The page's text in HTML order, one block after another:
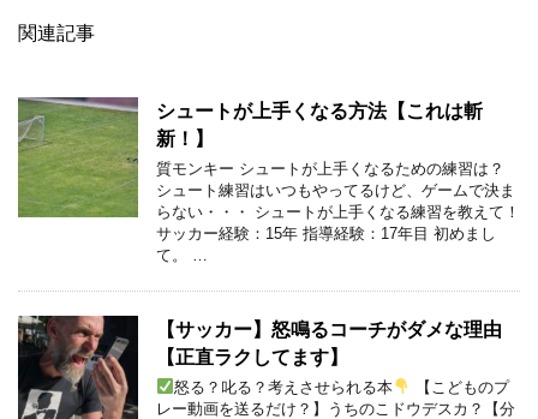
関連記事
シュートが上手くなる方法【これは斬
新！】
質モンキー シュートが上手くなるための練習は？
シュート練習はいつもやってるけど、ゲームで決ま
らない・・・ シュートが上手くなる練習を教えて！
サッカー経験：15年 指導経験：17年目 初めまし
て。 …
【サッカー】怒鳴るコーチがダメな理由
【正直ラクしてます】
怒る？叱る？考えさせられる本
【こどものプ
レー動画を送るだけ？】うちのこドウデスカ？【分